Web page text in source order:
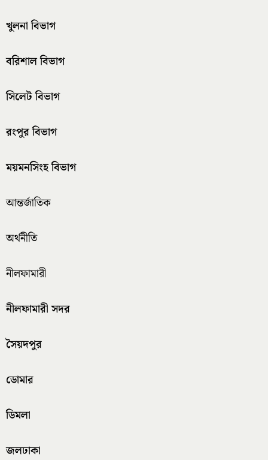
খুলনা বিভাগ
বরিশাল বিভাগ
সিলেট বিভাগ
রংপুর বিভাগ
ময়মনসিংহ বিভাগ
আন্তর্জাতিক
অর্থনীতি
নীলফামারী
নীলফামারী সদর
সৈয়দপুর
ডোমার
ডিমলা
জলঢাকা